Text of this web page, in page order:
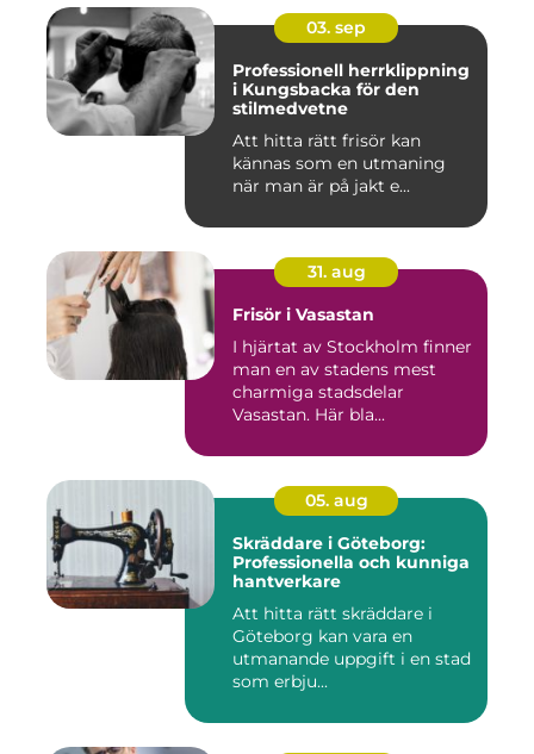
03. sep
Professionell herrklippning
i Kungsbacka för den
stilmedvetne
Att hitta rätt frisör kan
kännas som en utmaning
när man är på jakt e...
31. aug
Frisör i Vasastan
I hjärtat av Stockholm finner
man en av stadens mest
charmiga stadsdelar
Vasastan. Här bla...
05. aug
Skräddare i Göteborg:
Professionella och kunniga
hantverkare
Att hitta rätt skräddare i
Göteborg kan vara en
utmanande uppgift i en stad
som erbju...